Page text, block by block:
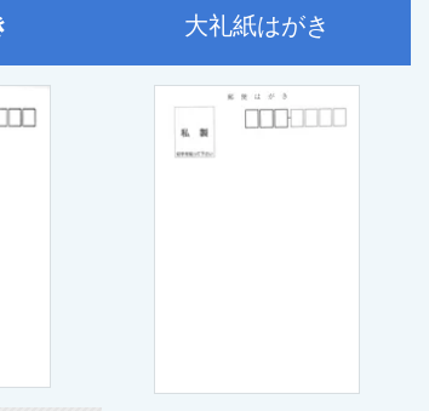
大礼紙はがき